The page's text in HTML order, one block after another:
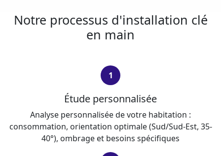
Notre processus d'installation clé
en main
1
Étude personnalisée
Analyse personnalisée de votre habitation :
consommation, orientation optimale (Sud/Sud-Est, 35-
40°), ombrage et besoins spécifiques